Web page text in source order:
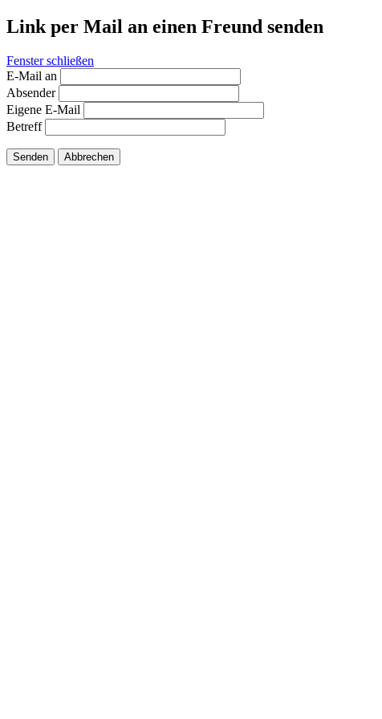
Link per Mail an einen Freund senden
Fenster schließen
E-Mail an
Absender
Eigene E-Mail
Betreff
Senden Abbrechen